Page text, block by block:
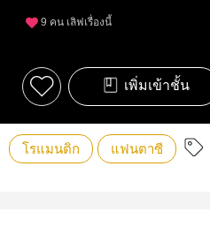
9 คน เลิฟเรื่องนี้
เพิ่มเข้าชั้น
โรแมนติก แฟนตาซี